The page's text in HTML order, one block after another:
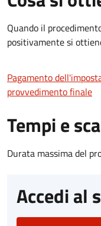
Quando il
positivamente si
Pagamento
provvedimento finale
Tempi e
Durata massima del
Accedi al